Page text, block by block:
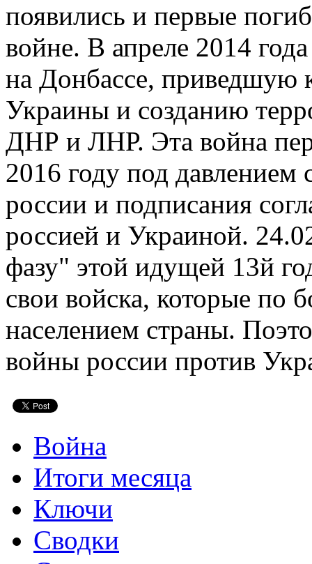
появились и первые
войне. В апреле 2014
на Донбассе, приведшую
Украины и созданию
ДНР и ЛНР. Эта война
2016 году под давлением
россии и подписания
россией и Украиной.
фазу" этой идущей 13й
свои войска, которые
населением страны.
войны россии против
Война
Итоги месяца
Ключи
Сводки